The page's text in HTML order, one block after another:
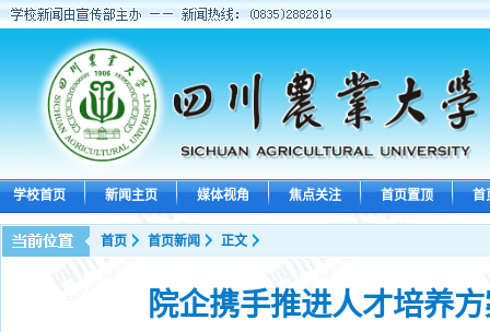
学校首页 新闻主页 媒体视角 焦点关注 首页置顶 首
首页 首页新闻 正文
院企携手推进人才培养